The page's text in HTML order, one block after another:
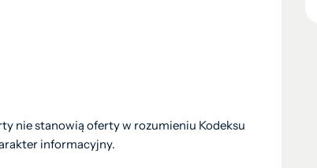
nie stanowią oferty w rozumieniu Kodeksu
informacyjny.